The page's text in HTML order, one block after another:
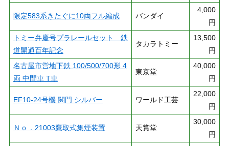
限定583系きたぐに10両フル編成 バンダイ
4,000
円
トミー弁慶号プラレールセット 鉄
道開通百年記念
タカラトミー
13,500
円
名古屋市営地下鉄 100/500/700形 4
両 中間車 T車
東京堂
40,000
円
EF10-24号機 関門 シルバー ワールド工芸
22,000
円
Ｎｏ．21003鷹取式集煙装置 天賞堂
30,000
円